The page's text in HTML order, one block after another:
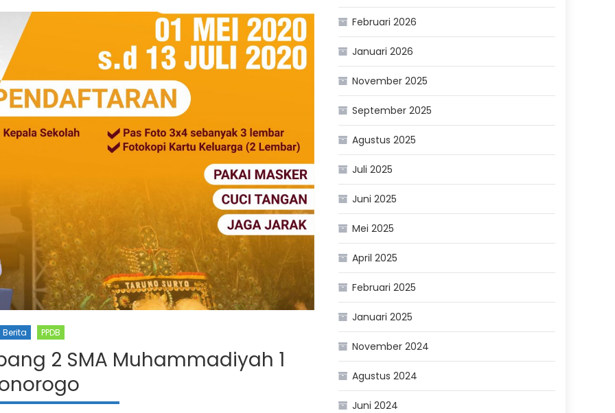
Berita PPDB
2 SMA Muhammadiyah 1
Februari 2026
Januari 2026
November 2025
September 2025
Agustus 2025
Juli 2025
Juni 2025
Mei 2025
April 2025
Februari 2025
Januari 2025
November 2024
Agustus 2024
Juni 2024